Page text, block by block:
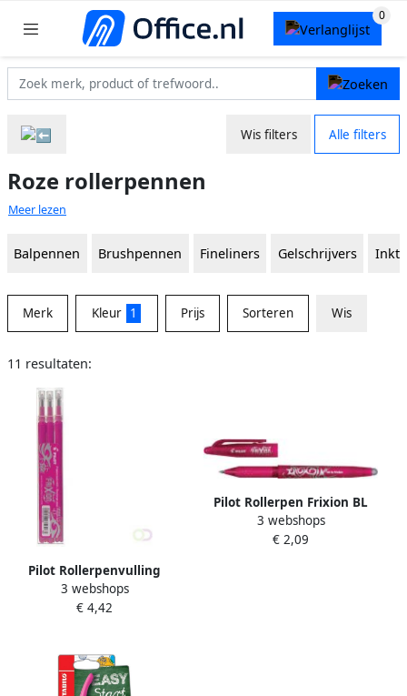
Wis filters Alle filters
Roze rollerpennen
Meer lezen
Balpennen Brushpennen Fineliners Gelschrijvers
Merk Kleur 1 Prijs Sorteren Wis
11 resultaten:
Pilot Rollerpenvulling
friXion medium roze set Ã 3
stuks
3 webshops
€ 4,42
Pilot Rollerpen Frixion BL
FR7 roze 0.35mm
3 webshops
€ 2,09